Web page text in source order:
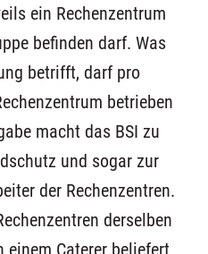
ein Rechenzentrum
befinden darf. Was
betrifft, darf pro
betrieben
macht das BSI zu
und sogar zur
der Rechenzentren.
derselben